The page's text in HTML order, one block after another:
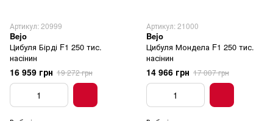
Артикул: 20999
Bejo
Цибуля Бірді F1 250 тис.
насінин
16 959 грн 19 272 грн
Артикул: 21000
Bejo
Цибуля Мондела F1 250 тис.
насінин
14 966 грн 17 007 грн